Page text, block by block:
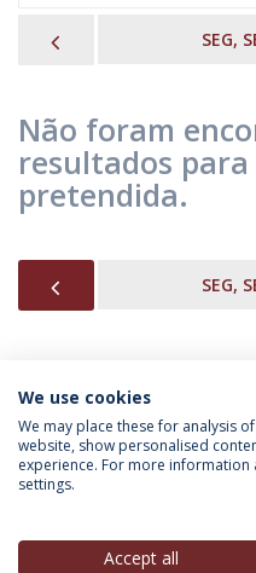
SEG,
Não foram
resultados para
pretendida.
SEG,
INFORMAÇÃO PARA
We use cookies
We may place these for analysis
website, show personalised
experience. For more
settings.
Accept all